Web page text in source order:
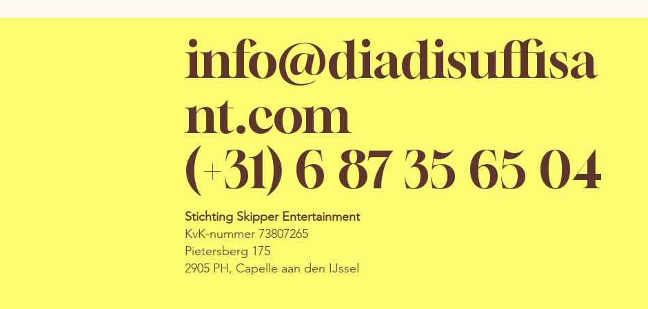
info@diadisuffisa
nt.com
(+31) 6 87 35 65 04
Stichting Skipper Entertainment
KvK-nummer 73807265
Pietersberg 175
2905 PH, Capelle aan den IJssel